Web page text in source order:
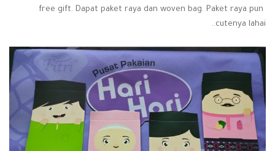
free gift. Dapat paket raya dan woven bag. Paket raya pun
cutenya lahai..